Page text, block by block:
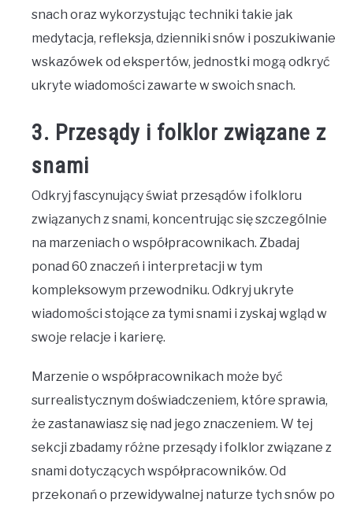
snach oraz wykorzystując techniki takie jak
medytacja, refleksja, dzienniki snów i poszukiwanie
wskazówek od ekspertów, jednostki mogą odkryć
ukryte wiadomości zawarte w swoich snach.
3. Przesądy i folklor związane z
snami
Odkryj fascynujący świat przesądów i folkloru
związanych z snami, koncentrując się szczególnie
na marzeniach o współpracownikach. Zbadaj
ponad 60 znaczeń i interpretacji w tym
kompleksowym przewodniku. Odkryj ukryte
wiadomości stojące za tymi snami i zyskaj wgląd w
swoje relacje i karierę.
Marzenie o współpracownikach może być
surrealistycznym doświadczeniem, które sprawia,
że zastanawiasz się nad jego znaczeniem. W tej
sekcji zbadamy różne przesądy i folklor związane z
snami dotyczących współpracowników. Od
przekonań o przewidywalnej naturze tych snów po